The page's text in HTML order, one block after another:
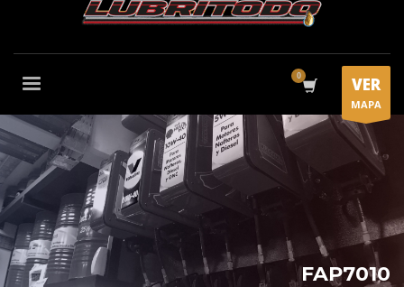
VER
MAPA
FAP7010